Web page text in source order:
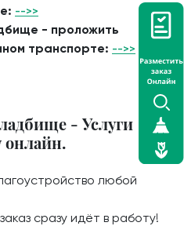
-->>
- проложить
транспорте: -->>
- Услуги
онлайн.
любой
сразу идёт в работу!